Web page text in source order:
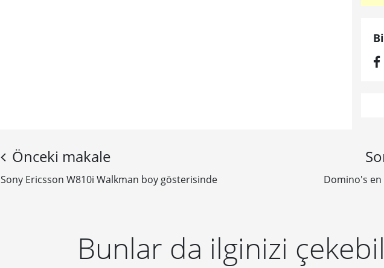
Önceki makale
Sony Ericsson W810i Walkman boy gösterisinde Domino's en
Bunlar da ilginizi